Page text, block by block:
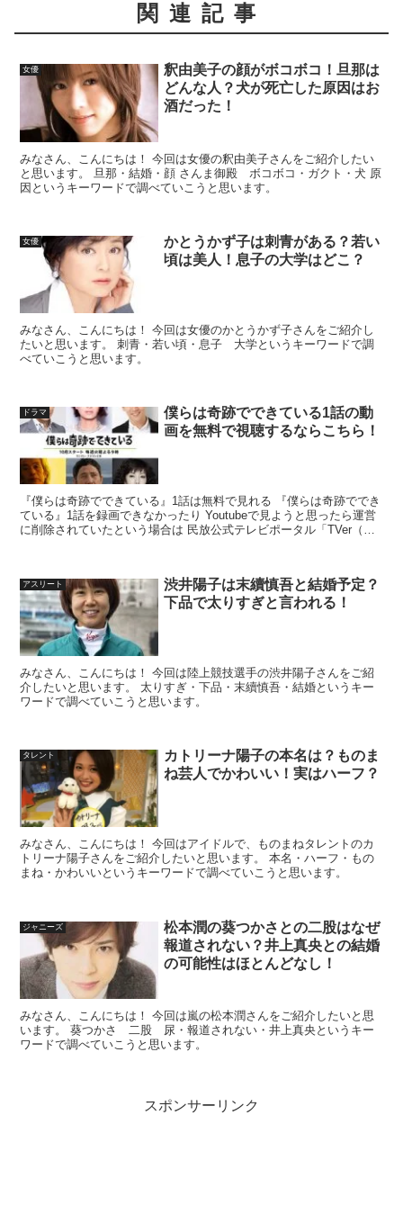
関連記事
女優
釈由美子の顔がボコボコ！旦那は
どんな人？犬が死亡した原因はお
酒だった！
みなさん、こんにちは！ 今回は女優の釈由美子さんをご紹介したい
と思います。 旦那・結婚・顔 さんま御殿 ボコボコ・ガクト・犬 原
因というキーワードで調べていこうと思います。
女優
かとうかず子は刺青がある？若い
頃は美人！息子の大学はどこ？
みなさん、こんにちは！ 今回は女優のかとうかず子さんをご紹介し
たいと思います。 刺青・若い頃・息子 大学というキーワードで調
べていこうと思います。
ドラマ
僕らは奇跡でできている1話の動
画を無料で視聴するならこちら！
『僕らは奇跡でできている』1話は無料で見れる 『僕らは奇跡ででき
ている』1話を録画できなかったり Youtubeで見ようと思ったら運営
に削除されていたという場合は 民放公式テレビポータル「TVer（テ
アスリート
渋井陽子は末續慎吾と結婚予定？
下品で太りすぎと言われる！
みなさん、こんにちは！ 今回は陸上競技選手の渋井陽子さんをご紹
介したいと思います。 太りすぎ・下品・末續慎吾・結婚というキー
ワードで調べていこうと思います。
タレント
カトリーナ陽子の本名は？ものま
ね芸人でかわいい！実はハーフ？
みなさん、こんにちは！ 今回はアイドルで、ものまねタレントのカ
トリーナ陽子さんをご紹介したいと思います。 本名・ハーフ・もの
まね・かわいいというキーワードで調べていこうと思います。
ジャニーズ
松本潤の葵つかさとの二股はなぜ
報道されない？井上真央との結婚
の可能性はほとんどなし！
みなさん、こんにちは！ 今回は嵐の松本潤さんをご紹介したいと思
います。 葵つかさ 二股 尿・報道されない・井上真央というキー
ワードで調べていこうと思います。
スポンサーリンク